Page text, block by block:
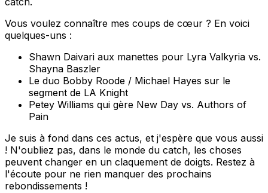
Vous voulez connaître mes coups de cœur ? En voici
quelques-uns :
Shawn Daivari aux manettes pour Lyra Valkyria vs.
Shayna Baszler
Le duo Bobby Roode / Michael Hayes sur le
segment de LA Knight
Petey Williams qui gère New Day vs. Authors of
Pain
Je suis à fond dans ces actus, et j'espère que vous aussi
! N'oubliez pas, dans le monde du catch, les choses
peuvent changer en un claquement de doigts. Restez à
l'écoute pour ne rien manquer des prochains
rebondissements !